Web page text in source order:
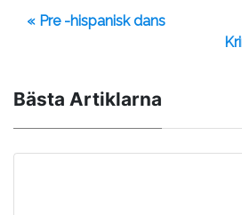
« Pre -hispanisk dans
Bästa Artiklarna